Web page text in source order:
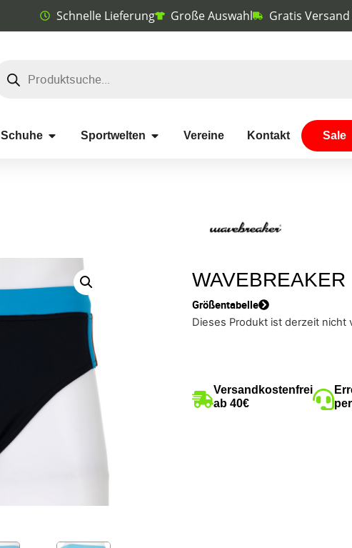
Schnelle Lieferung Große Auswahl Gratis
Schuhe Sportwelten Vereine Kontakt Sale
Größentabelle
Dieses Produkt ist derzeit nicht
Versandkostenfrei
ab 40€